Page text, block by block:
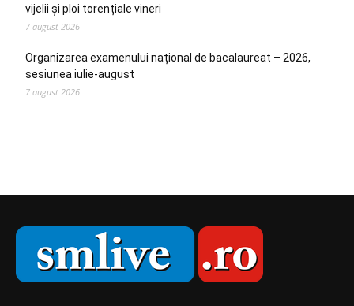
vijelii și ploi torențiale vineri
7 august 2026
Organizarea examenului național de bacalaureat – 2026,
sesiunea iulie-august
7 august 2026